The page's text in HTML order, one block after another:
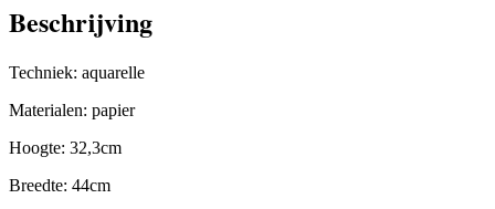
Beschrijving
Techniek: aquarelle
Materialen: papier
Hoogte: 32,3cm
Breedte: 44cm